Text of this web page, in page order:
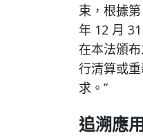
束，根據
年 12 月
在本法頒
行清算或
求。”
追溯應